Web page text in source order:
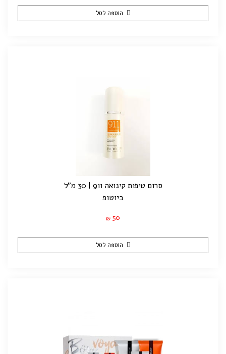
הוספה לסל
סרום טיפות קינואה 911 | 30 מ"ל
ביוטופ
₪ 50
הוספה לסל